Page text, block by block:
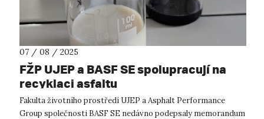
07 / 08 / 2025
FŽP UJEP a BASF SE spolupracují na
recyklaci asfaltu
Fakulta životního prostředí UJEP a Asphalt Performance
Group společnosti BASF SE nedávno podepsaly memorandum